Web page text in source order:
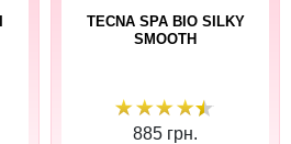
TECNA SPA BIO SILKY
SMOOTH
885 грн.